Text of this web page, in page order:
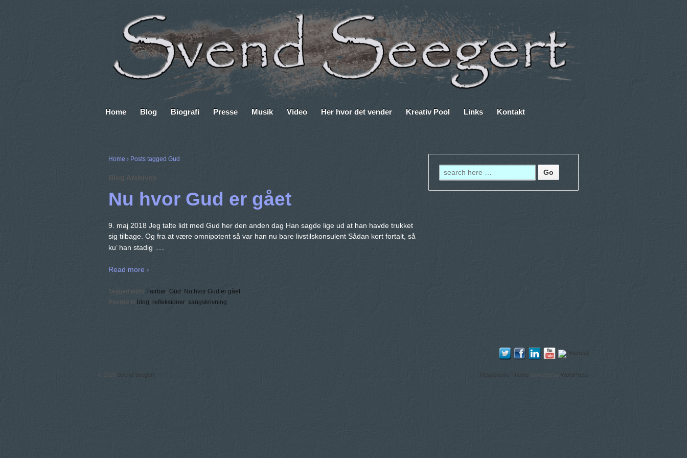
Home Blog Biografi Presse Musik Video Her hvor det vender Kreativ Pool Links Kontakt
Home › Posts tagged Gud
Blog Archives
Nu hvor Gud er gået
9. maj 2018 Jeg talte lidt med Gud her den anden dag Han sagde lige ud at han havde trukket
sig tilbage. Og fra at være omnipotent så var han nu bare livstilskonsulent Sådan kort fortalt, så
ku’ han stadig …
Read more ›
Tagged with: Fairbar, Gud , Nu hvor Gud er gået
Posted in blog, refleksioner, sangskrivning
© 2026 Svend Seegert ↑ Responsive Theme powered by WordPress